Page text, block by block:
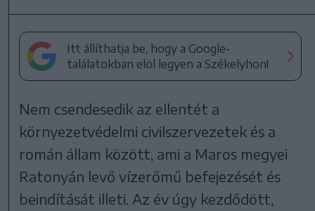
Itt állíthatja be, hogy a Google-
találatokban elöl legyen a Székelyhon!
Nem csendesedik az ellentét a
környezetvédelmi civilszervezetek és a
román állam között, ami a Maros megyei
Ratonyán levő vízerőmű befejezését és
beindítását illeti. Az év úgy kezdődött,